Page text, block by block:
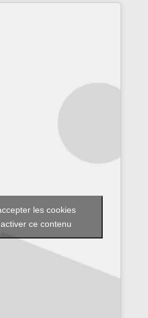
les cookies
ce contenu